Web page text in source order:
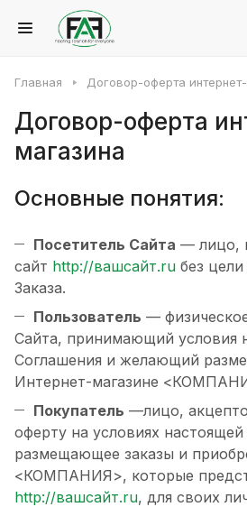
Главная Договор-оферта
Договор-оферта
магазина
Основные понятия:
Посетитель Сайта — лицо,
сайт http://вашсайт.ru без
Заказа.
Пользователь —
Сайта, принимающий условия
Соглашения и желающий
Интернет-магазине
Покупатель —лицо,
оферту на условиях
размещающее заказы и
<КОМПАНИЯ>, которые
http://вашсайт.ru, для своих